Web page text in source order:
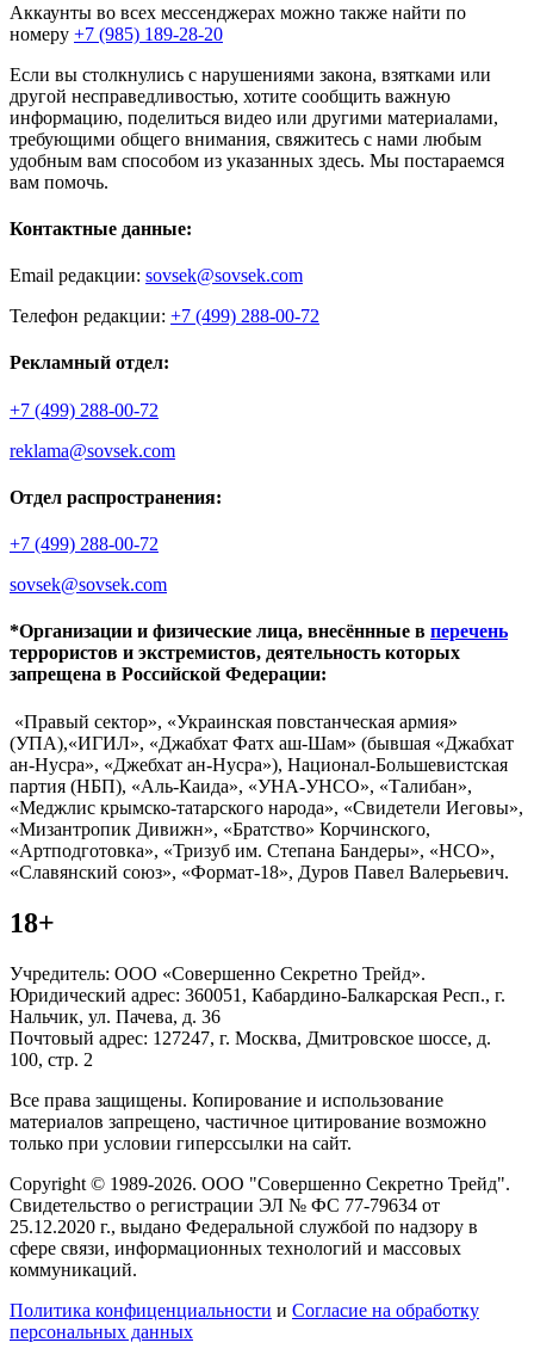
Аккаунты во всех мессенджерах можно также найти по
номеру +7 (985) 189-28-20
Если вы столкнулись с нарушениями закона, взятками или
другой несправедливостью, хотите сообщить важную
информацию, поделиться видео или другими материалами,
требующими общего внимания, свяжитесь с нами любым
удобным вам способом из указанных здесь. Мы постараемся
вам помочь.
Контактные данные:
Email редакции: sovsek@sovsek.com
Телефон редакции: +7 (499) 288-00-72
Рекламный отдел:
+7 (499) 288-00-72
reklama@sovsek.com
Отдел распространения:
+7 (499) 288-00-72
sovsek@sovsek.com
*Организации и физические лица, внесённные в перечень
террористов и экстремистов, деятельность которых
запрещена в Российской Федерации:
«Правый сектор», «Украинская повстанческая армия»
(УПА),«ИГИЛ», «Джабхат Фатх аш-Шам» (бывшая «Джабхат
ан-Нусра», «Джебхат ан-Нусра»), Национал-Большевистская
партия (НБП), «Аль-Каида», «УНА-УНСО», «Талибан»,
«Меджлис крымско-татарского народа», «Свидетели Иеговы»,
«Мизантропик Дивижн», «Братство» Корчинского,
«Артподготовка», «Тризуб им. Степана Бандеры», «НСО»,
«Славянский союз», «Формат-18», Дуров Павел Валерьевич.
18+
Учредитель: ООО «Совершенно Секретно Трейд».
Юридический адрес: 360051, Кабардино-Балкарская Респ., г.
Нальчик, ул. Пачева, д. 36
Почтовый адрес: 127247, г. Москва, Дмитровское шоссе, д.
100, стр. 2
Все права защищены. Копирование и использование
материалов запрещено, частичное цитирование возможно
только при условии гиперссылки на сайт.
Copyright © 1989-2026. ООО "Совершенно Секретно Трейд".
Свидетельство о регистрации ЭЛ № ФС 77-79634 от
25.12.2020 г., выдано Федеральной службой по надзору в
сфере связи, информационных технологий и массовых
коммуникаций.
Политика конфиценциальности и Согласие на обработку
персональных данных